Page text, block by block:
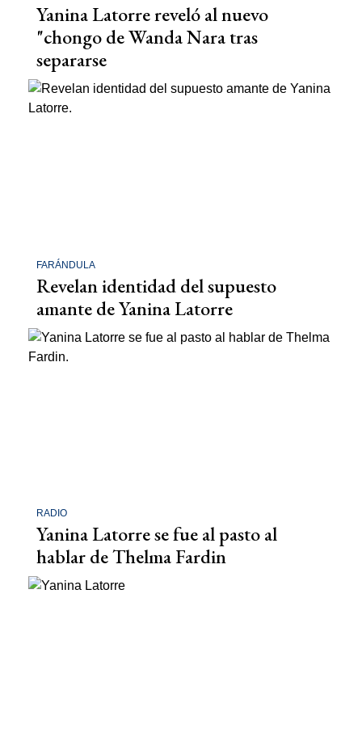
Yanina Latorre reveló al nuevo
"chongo de Wanda Nara tras
separarse
FARÁNDULA
Revelan identidad del supuesto
amante de Yanina Latorre
RADIO
Yanina Latorre se fue al pasto al
hablar de Thelma Fardin